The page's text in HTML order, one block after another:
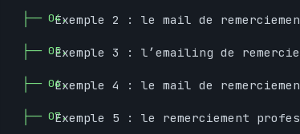
Exemple 2 : le mail de
Exemple 3 : l’emailing de
Exemple 4 : le mail de
Exemple 5 : le remerciement